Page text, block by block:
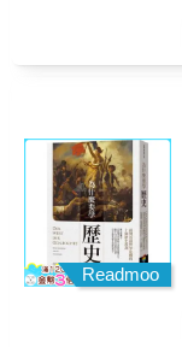
Readmoo